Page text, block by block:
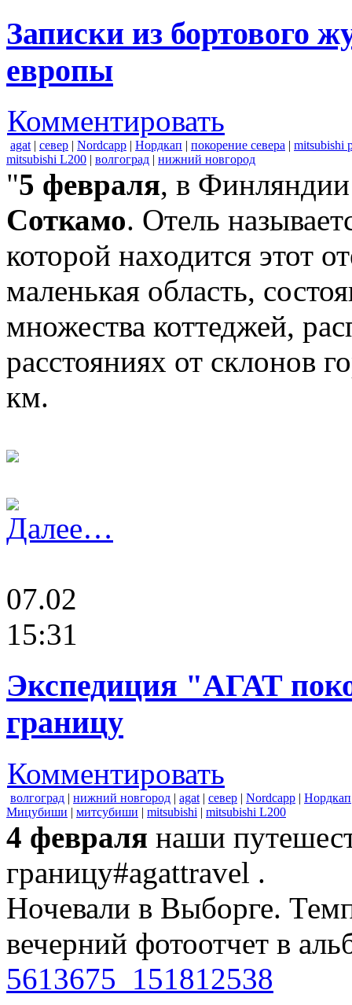
Записки из бортового
европы
Комментировать
agat| север | Nordcapp | Нордкап | покорение севера | mitsubishi
mitsubishi L200 | волгоград | нижний новгород
"5 февраля, в Финляндии
Соткамо. Отель
которой находится этот
маленькая область,
множества коттеджей,
расстояниях от склонов
км.
Далее…
07.02
15:31
Экспедиция "АГАТ
границу
Комментировать
волгоград | нижний новгород | agat | север | Nordcapp | Нордкап
Мицубиши | митсубиши | mitsubishi | mitsubishi L200
4 февраля наши
границу#agattravel .
Ночевали в Выборге.
вечерний фотоотчет в
5613675_151812538